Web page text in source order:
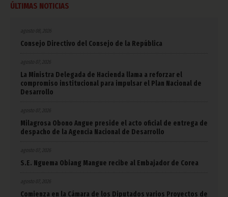
ÚLTIMAS NOTICIAS
agosto 08, 2026
Consejo Directivo del Consejo de la República
agosto 07, 2026
La Ministra Delegada de Hacienda llama a reforzar el
compromiso institucional para impulsar el Plan Nacional de
Desarrollo
agosto 07, 2026
Milagrosa Obono Angue preside el acto oficial de entrega de
despacho de la Agencia Nacional de Desarrollo
agosto 07, 2026
S.E. Nguema Obiang Mangue recibe al Embajador de Corea
agosto 07, 2026
Comienza en la Cámara de los Diputados varios Proyectos de